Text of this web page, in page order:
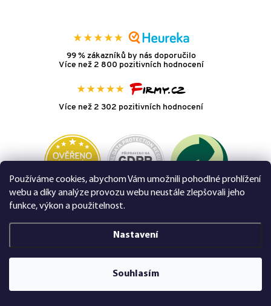
Používáme cookies, abychom Vám umožnili pohodlné prohlížení
webu a díky analýze provozu webu neustále zlepšovali jeho
funkce, výkon a použitelnost.
Nastavení
Souhlasím
99 % zákazníků by nás doporučilo
Více než 2 800 pozitivních hodnocení
Více než 2 302 pozitivních hodnocení
Nakupujte na FEXI bezpečně a bez obav.
Díky HTTPS protokolu jsou Vaše citlivá data
v naprostém bezpečí, veškeré informace